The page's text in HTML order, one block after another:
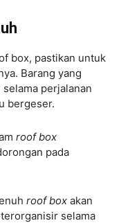
box, pastikan untuk
Barang yang
perjalanan
bergeser.
roof box
pada
roof box akan
selama